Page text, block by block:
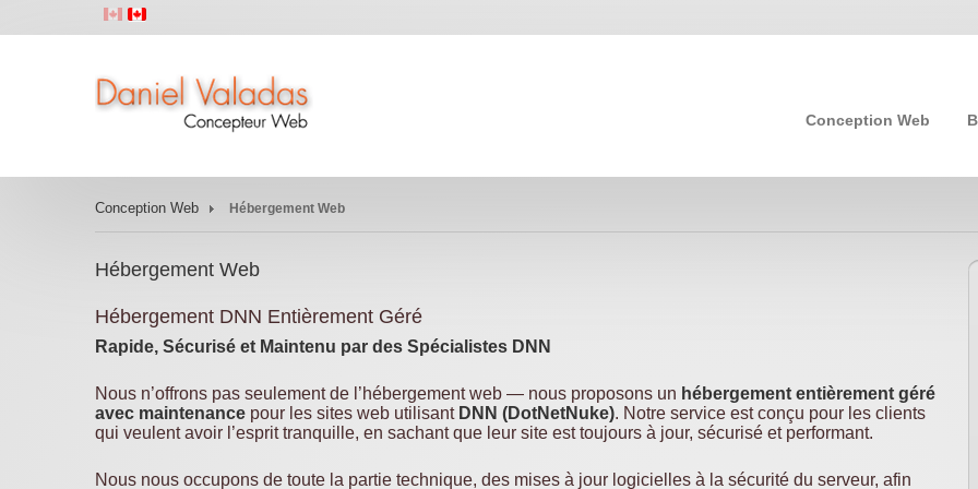
Conception Web
Conception Web Hébergement Web
Hébergement Web
Hébergement DNN Entièrement Géré
Rapide, Sécurisé et Maintenu par des Spécialistes DNN
Nous n’offrons pas seulement de l’hébergement web — nous proposons un hébergement entièrement géré
avec maintenance pour les sites web utilisant DNN (DotNetNuke). Notre service est conçu pour les clients
qui veulent avoir l’esprit tranquille, en sachant que leur site est toujours à jour, sécurisé et performant.
Nous nous occupons de toute la partie technique, des mises à jour logicielles à la sécurité du serveur, afin